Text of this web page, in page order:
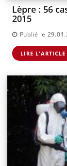
Lèpre : 56
2015
Publié le
LIRE L'ARTICLE